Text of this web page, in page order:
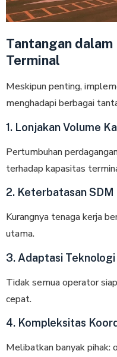
Tantangan
Terminal
Meskipun penting,
menghadapi berbagai
1. Lonjakan Volume
Pertumbuhan
terhadap kapasitas
2. Keterbatasan
Kurangnya tenaga kerja
utama.
3. Adaptasi Teknologi
Tidak semua operator
cepat.
4. Kompleksitas
Melibatkan banyak pihak: